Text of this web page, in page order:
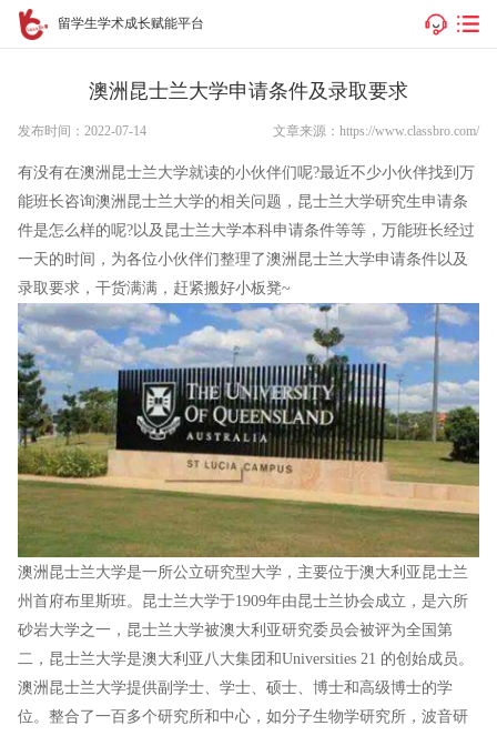
留学生学术成长赋能平台
澳洲昆士兰大学申请条件及录取要求
发布时间：2022-07-14 文章来源：https://www.classbro.com/
有没有在澳洲昆士兰大学就读的小伙伴们呢?最近不少小伙伴找到万
能班长咨询澳洲昆士兰大学的相关问题，昆士兰大学研究生申请条
件是怎么样的呢?以及昆士兰大学本科申请条件等等，万能班长经过
一天的时间，为各位小伙伴们整理了澳洲昆士兰大学申请条件以及
录取要求，干货满满，赶紧搬好小板凳~
澳洲昆士兰大学是一所公立研究型大学，主要位于澳大利亚昆士兰
州首府布里斯班。昆士兰大学于1909年由昆士兰协会成立，是六所
砂岩大学之一，昆士兰大学被澳大利亚研究委员会被评为全国第
二，昆士兰大学是澳大利亚八大集团和Universities 21 的创始成员。
澳洲昆士兰大学提供副学士、学士、硕士、博士和高级博士的学
位。整合了一百多个研究所和中心，如分子生物学研究所，波音研